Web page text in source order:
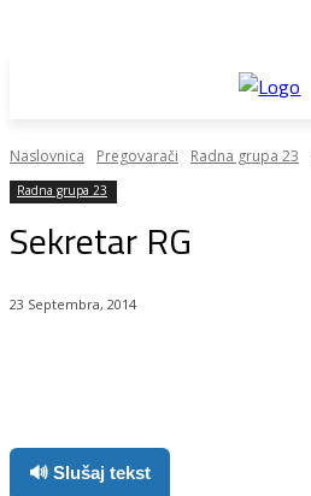
Naslovnica Pregovarači Radna grupa 23
Radna grupa 23
Sekretar RG
23 Septembra, 2014
🔊 Slušaj tekst